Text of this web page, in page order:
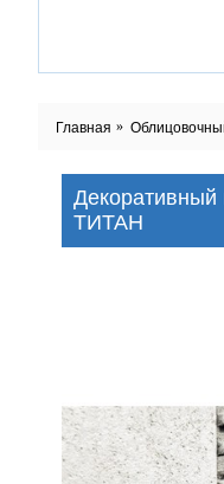
Главная
ТИТАН